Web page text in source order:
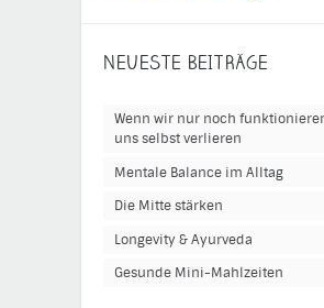
NEUESTE BEITRÄGE
Wenn wir nur noch
uns selbst verlieren
Mentale Balance im Alltag
Die Mitte stärken
Longevity & Ayurveda
Gesunde Mini-Mahlzeiten